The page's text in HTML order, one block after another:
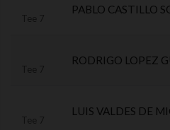
PABLO CASTILLO
RODRIGO LOPEZ
LUIS VALDES DE